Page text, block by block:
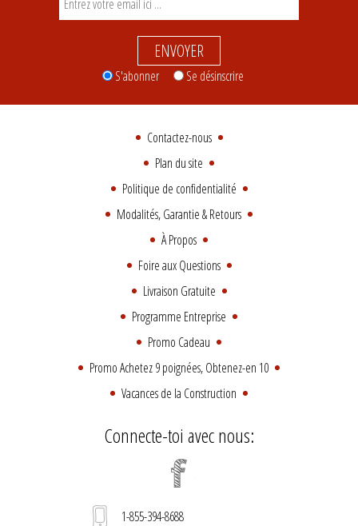
ENVOYER
S'abonner Se désinscrire
Contactez-nous
Plan du site
Politique de confidentialité
Modalités, Garantie & Retours
À Propos
Foire aux Questions
Livraison Gratuite
Programme Entreprise
Promo Cadeau
Promo Achetez 9 poignées, Obtenez-en 10
Vacances de la Construction
Connecte-toi avec nous:
1-855-394-8688